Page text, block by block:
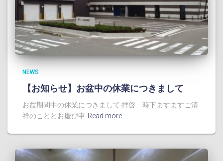
NEWS
【お知らせ】お盆中の休業につきまして
お盆期間中の休業につきまして 拝啓 時下ますますご清
祥のこととお慶び申 Read more…